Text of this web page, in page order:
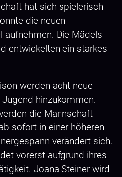
hat sich spielerisch
die neuen
aufnehmen. Die Mädels
entwickelten ein starkes
werden acht neue
hinzukommen.
die Mannschaft
sofort in einer höheren
verändert sich.
vorerst aufgrund ihres
Joana Steiner wird